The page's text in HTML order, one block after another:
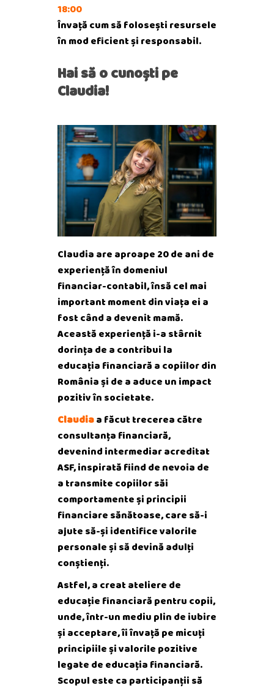
18:00
Învață cum să folosești resursele
în mod eficient și responsabil.
Hai să o cunoști pe
Claudia!
Claudia are aproape 20 de ani de
experiență în domeniul
financiar-contabil, însă cel mai
important moment din viața ei a
fost când a devenit mamă.
Această experiență i-a stârnit
dorința de a contribui la
educația financiară a copiilor din
România și de a aduce un impact
pozitiv în societate.
Claudiaa făcut trecerea către
consultanța financiară,
devenind intermediar acreditat
ASF, inspirată fiind de nevoia de
a transmite copiilor săi
comportamente și principii
financiare sănătoase, care să-i
ajute să-și identifice valorile
personale și să devină adulți
conștienți.
Astfel, a creat ateliere de
educație financiară pentru copii,
unde, într-un mediu plin de iubire
și acceptare, îi învață pe micuți
principiile și valorile pozitive
legate de educația financiară.
Scopul este ca participanții să